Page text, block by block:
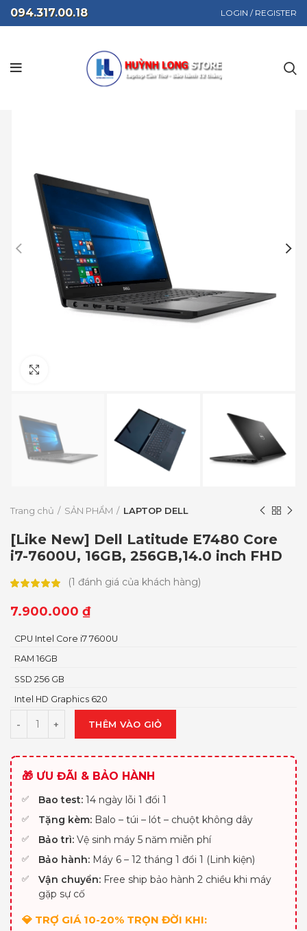
094.317.00.18 LOGIN / REGISTER
Trang chủ SẢN PHẨM LAPTOP DELL
[Like New] Dell Latitude E7480 Core
i7-7600U, 16GB, 256GB,14.0 inch FHD
(1 đánh giá của khách hàng)
7.900.000 ₫
CPU Intel Core i7 7600U
RAM 16GB
SSD 256 GB
Intel HD Graphics 620
THÊM VÀO GIỎ
🎁 ƯU ĐÃI & BẢO HÀNH
Bao test: 14 ngày lỗi 1 đổi 1
Tặng kèm: Balo – túi – lót – chuột không dây
Bảo trì: Vệ sinh máy 5 năm miễn phí
Bảo hành: Máy 6 – 12 tháng 1 đổi 1 (Linh kiện)
Vận chuyển: Free ship bảo hành 2 chiều khi máy
gặp sự cố
💎 TRỢ GIÁ 10-20% TRỌN ĐỜI KHI: